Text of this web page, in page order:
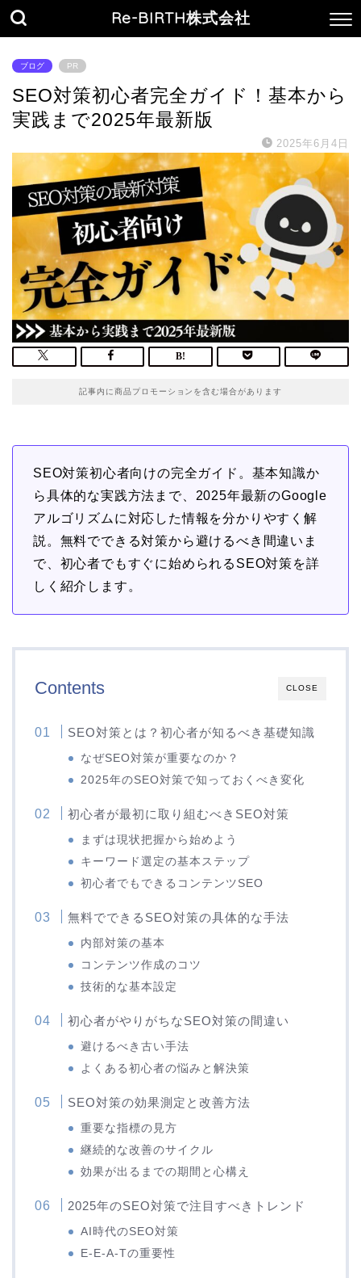
Re-BIRTH株式会社
ブログ PR
SEO対策初心者完全ガイド！基本から
実践まで2025年最新版
2025年6月4日
記事内に商品プロモーションを含む場合があります
SEO対策初心者向けの完全ガイド。基本知識か
ら具体的な実践方法まで、2025年最新のGoogle
アルゴリズムに対応した情報を分かりやすく解
説。無料でできる対策から避けるべき間違いま
で、初心者でもすぐに始められるSEO対策を詳
しく紹介します。
CLOSE
Contents
SEO対策とは？初心者が知るべき基礎知識
なぜSEO対策が重要なのか？
2025年のSEO対策で知っておくべき変化
初心者が最初に取り組むべきSEO対策
まずは現状把握から始めよう
キーワード選定の基本ステップ
初心者でもできるコンテンツSEO
無料でできるSEO対策の具体的な手法
内部対策の基本
コンテンツ作成のコツ
技術的な基本設定
初心者がやりがちなSEO対策の間違い
避けるべき古い手法
よくある初心者の悩みと解決策
SEO対策の効果測定と改善方法
重要な指標の見方
継続的な改善のサイクル
効果が出るまでの期間と心構え
2025年のSEO対策で注目すべきトレンド
AI時代のSEO対策
E-E-A-Tの重要性